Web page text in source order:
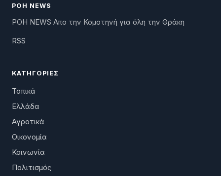
ΡΟΗ NEWS
ΡΟΗ NEWS Απο την Κομοτηνή για όλη την Θράκη
RSS
ΚΑΤΗΓΟΡΊΕΣ
Τοπικά
Ελλάδα
Αγροτικά
Οικονομία
Κοινωνία
Πολιτισμός